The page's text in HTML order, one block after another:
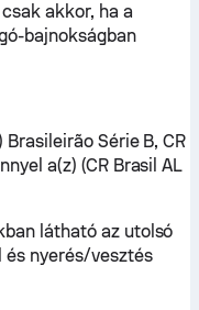
akkor, ha a
bajnokságban
Brasileirão Série B, CR
a(z) (CR Brasil AL
látható az utolsó
nyerés/vesztés